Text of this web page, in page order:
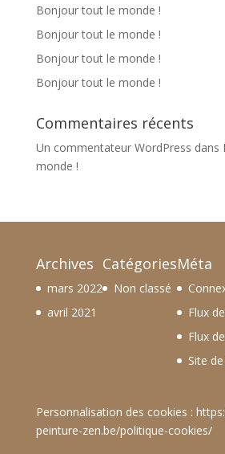
Bonjour tout le monde !
Bonjour tout le monde !
Bonjour tout le monde !
Bonjour tout le monde !
Commentaires récents
Un commentateur WordPress dans
monde !
Archives
mars 2022
avril 2021
Catégories
Non classé
Méta
Flux
Flux
Site
Personnalisation des cookies :
peinture-zen.be/politique-cookies/